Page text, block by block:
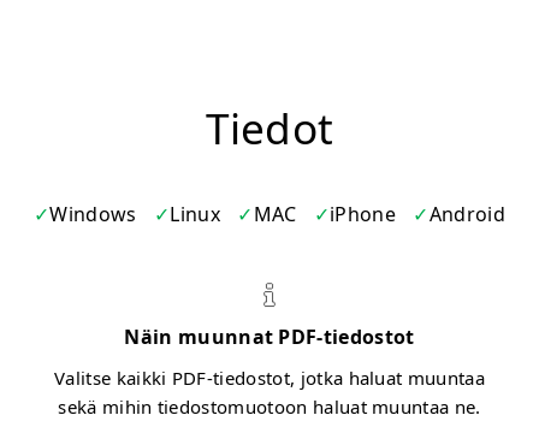
Tiedot
Windows Linux MAC iPhone Android
Näin muunnat PDF-tiedostot
Valitse kaikki PDF-tiedostot, jotka haluat muuntaa
sekä mihin tiedostomuotoon haluat muuntaa ne.